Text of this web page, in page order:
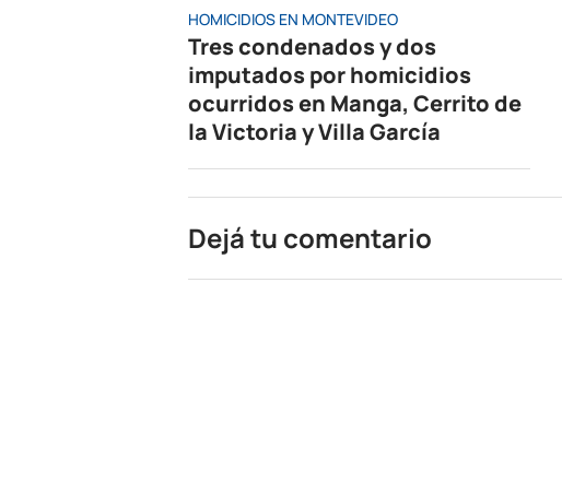
HOMICIDIOS EN MONTEVIDEO
Tres condenados y dos
imputados por homicidios
ocurridos en Manga, Cerrito de
la Victoria y Villa García
Dejá tu comentario